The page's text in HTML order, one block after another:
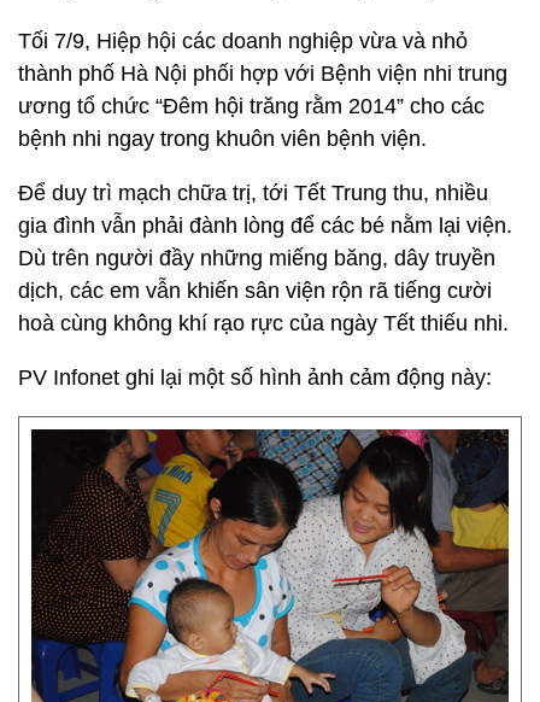
Tối 7/9, Hiệp hội các doanh nghiệp vừa và nhỏ
thành phố Hà Nội phối hợp với Bệnh viện nhi trung
ương tổ chức “Đêm hội trăng rằm 2014” cho các
bệnh nhi ngay trong khuôn viên bệnh viện.
Để duy trì mạch chữa trị, tới Tết Trung thu, nhiều
gia đình vẫn phải đành lòng để các bé nằm lại viện.
Dù trên người đầy những miếng băng, dây truyền
dịch, các em vẫn khiến sân viện rộn rã tiếng cười
hoà cùng không khí rạo rực của ngày Tết thiếu nhi.
PV Infonet ghi lại một số hình ảnh cảm động này: